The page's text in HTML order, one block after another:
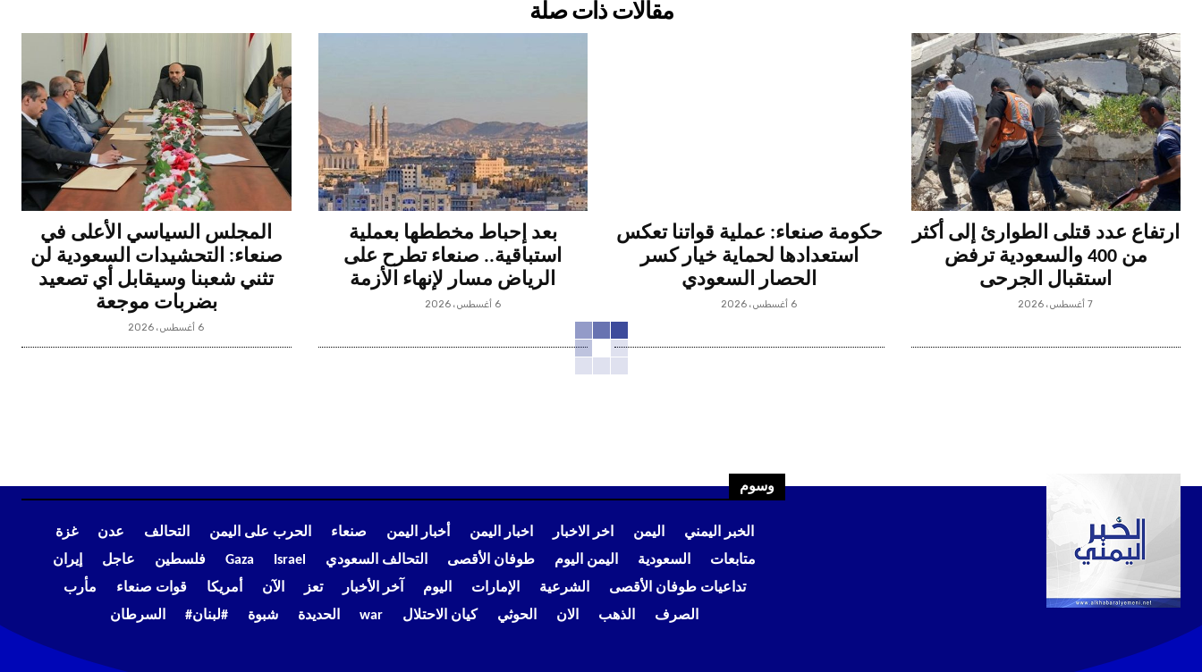
مقالات ذات صلة
ارتفاع عدد قتلى الطوارئ إلى أكثر
من 400 والسعودية ترفض
استقبال الجرحى
7 أغسطس، 2026
حكومة صنعاء: عملية قواتنا تعكس
استعدادها لحماية خيار كسر
الحصار السعودي
6 أغسطس، 2026
بعد إحباط مخططها بعملية
استباقية.. صنعاء تطرح على
الرياض مسار لإنهاء الأزمة
6 أغسطس، 2026
المجلس السياسي الأعلى في
صنعاء: التحشيدات السعودية لن
تثني شعبنا وسيقابل أي تصعيد
بضربات موجعة
6 أغسطس، 2026
وسوم
الخبر اليمني اليمن اخر الاخبار اخبار اليمن أخبار اليمن صنعاء الحرب على اليمن التحالف عدن
غزة
متابعات
السعودية اليمن اليوم طوفان الأقصى التحالف السعودي Israel
Gaza فلسطين عاجل
إيران
تداعيات طوفان الأقصى
الشرعية الإمارات اليوم آخر الأخبار تعز الآن أمريكا قوات صنعاء
مأرب
الصرف
الذهب الان الحوثي كيان الاحتلال war الحديدة شبوة #لبنان# السرطان